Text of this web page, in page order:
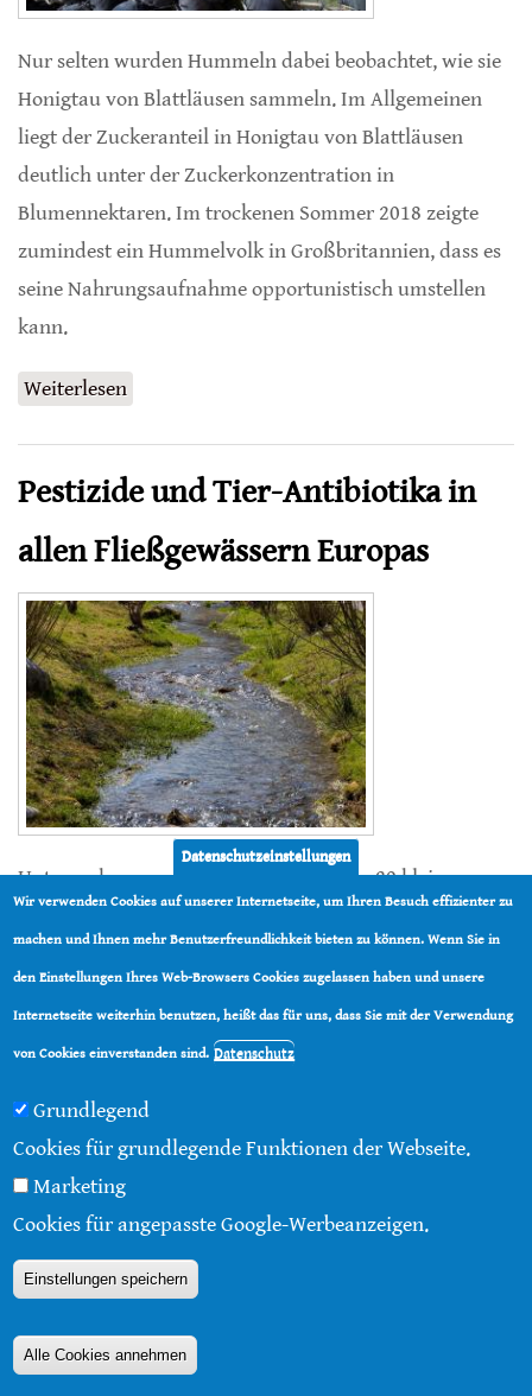
Nur selten wurden Hummeln dabei beobachtet, wie sie
Honigtau von Blattläusen sammeln. Im Allgemeinen
liegt der Zuckeranteil in Honigtau von Blattläusen
deutlich unter der Zuckerkonzentration in
Blumennektaren. Im trockenen Sommer 2018 zeigte
zumindest ein Hummelvolk in Großbritannien, dass es
seine Nahrungsaufnahme opportunistisch umstellen
kann.
Weiterlesen
Pestizide und Tier-Antibiotika in
allen Fließgewässern Europas
Untersuchungen von Wasserproben aus 29 kleinen
Wasserstraßen in zehn verschiedenen Ländern der
Großbritannien, Frankreich, Italien, Niederlande,
Österreich, Polen, Spanien) zeigten erschreckend hohe
Rückstände an Pestiziden und Tierarzneimitteln.
Gefunden wurde die sagenhafte Menge von 103
Pestiziden und 21 Tierarzneimitteln. Stoffe, denen Tiere
in der Umwelt ausgesetzt sind, die gar nicht Ziel der
Präparate sind.
Weiterlesenüber Pestizide und Tier-Antibiotika in allen
Hummel-Königinnen im Frühjahr
Datenschutzeinstellungen
Wir verwenden Cookies auf unserer Internetseite, um Ihren Besuch effizienter zu
machen und Ihnen mehr Benutzerfreundlichkeit bieten zu können. Wenn Sie in
den Einstellungen Ihres Web-Browsers Cookies zugelassen haben und unsere
Internetseite weiterhin benutzen, heißt das für uns, dass Sie mit der Verwendung
von Cookies einverstanden sind. Datenschutz
Grundlegend
Cookies für grundlegende Funktionen der Webseite.
Marketing
Cookies für angepasste Google-Werbeanzeigen.
Einstellungen speichern
Alle Cookies annehmen